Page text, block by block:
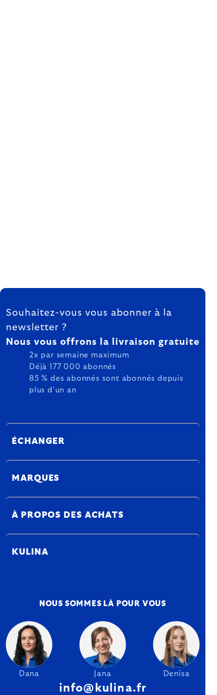
FOOTER
Souhaitez-vous vous abonner à la
newsletter ?
Nous vous offrons la livraison gratuite
2x par semaine maximum
Déjà 177 000 abonnés
85 % des abonnés sont abonnés depuis
plus d'un an
ÉCHANGER
MARQUES
À PROPOS DES ACHATS
KULINA
NOUS SOMMES LÀ POUR VOUS
Dana Jana Denisa
info@kulina.fr